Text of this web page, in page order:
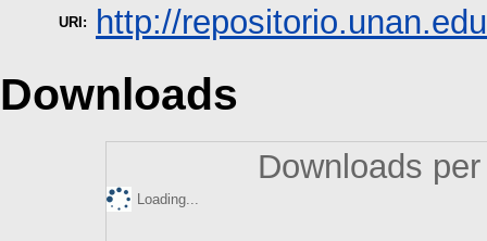
URI: http://
Downloads
Downloads
Loading...